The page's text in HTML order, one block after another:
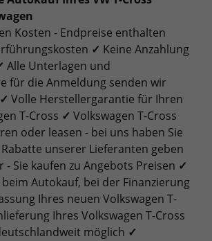
Kosten - Endpreise enthalten
✓ Keine Anzahlung
Alle Unterlagen und
für die Anmeldung senden wir
✓ Volle Herstellergarantie für Ihren
T-Cross ✓ Volkswagen T-Cross
oder leasen - bei uns haben Sie
unserer Lieferanten geben
- Sie kaufen zu Angebots Preisen ✓
Autokauf, bei der Finanzierung
Ihres neuen Volkswagen T-
Ihres Volkswagen T-Cross
möglich ✓